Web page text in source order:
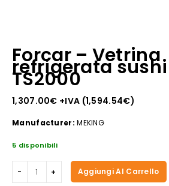
Forcar – Vetrina
refrigerata
TS2000
1,307.00€ +IVA (1,594.54€)
Manufacturer: MEKING
5 disponibili
Forcar
-
Aggiungi Al Carrello